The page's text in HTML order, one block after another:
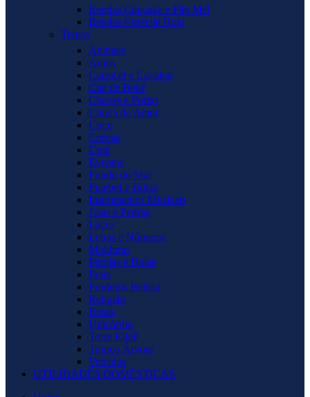
Rendas Cupcake e Pão Mel
Rendas Especial Bolo
Temas
Animais
Anjos
Carrocel e Cavalos
Chá de Bebê
Chaves e Portas
Chuva de Amor
Circo
Coroas
Cruz
Eventos
Fundo do Mar
Futebol e Bolas
Instrumentos Musicais
Joias e Pedras
Laços
Letras e Números
Molduras
Pérolas e Bolas
Praia
Produtos Beleza
Religião
Rosas
Unicórnio
Torre Eifell
Tronco Árvore
Veículos
UTILIDADES DOMÉSTICAS